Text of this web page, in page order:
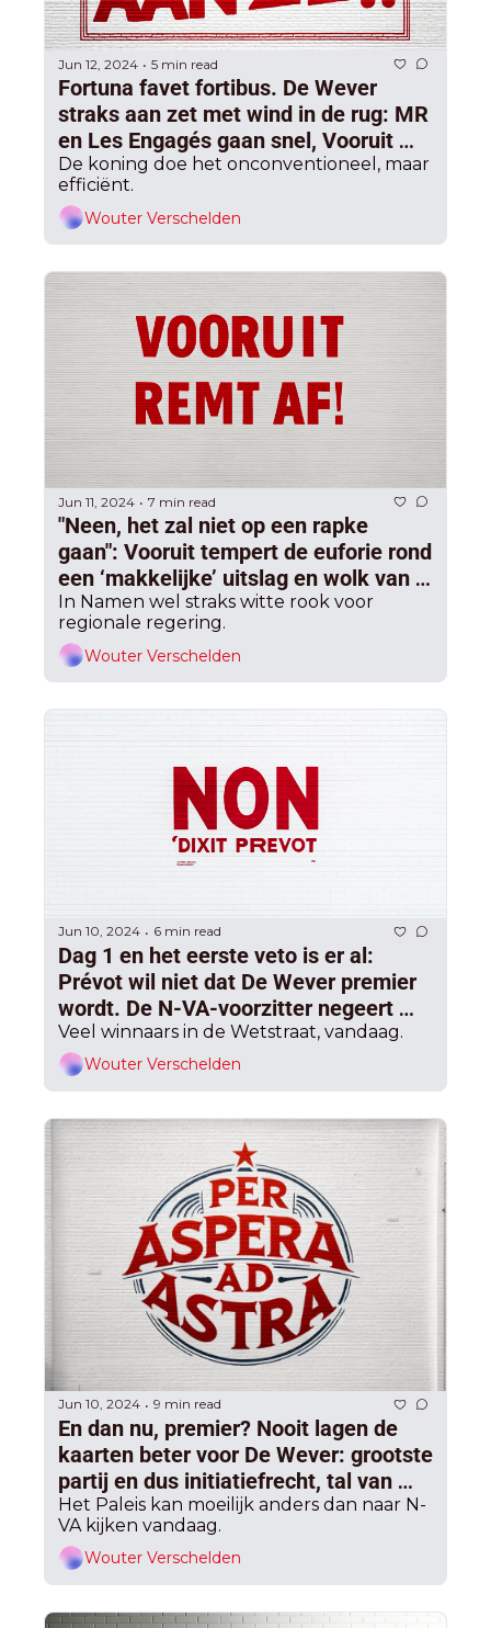
Jun 12, 2024 • 5 min read
Fortuna favet fortibus. De Wever
straks aan zet met wind in de rug: MR
en Les Engagés gaan snel, Vooruit
doet deur ook niet dicht, Rousseau
terug voorzitter
De koning doe het onconventioneel, maar
efficiënt.
Wouter Verschelden
Jun 11, 2024 • 7 min read
"Neen, het zal niet op een rapke
gaan": Vooruit tempert de euforie rond
een ‘makkelijke’ uitslag en wolk van
optimisme rond snelle
regeringsvorming
In Namen wel straks witte rook voor
regionale regering.
Wouter Verschelden
Jun 10, 2024 • 6 min read
Dag 1 en het eerste veto is er al:
Prévot wil niet dat De Wever premier
wordt. De N-VA-voorzitter negeert
het, hij moet nu op de koffie bij de
koning.
Veel winnaars in de Wetstraat, vandaag.
Wouter Verschelden
Jun 10, 2024 • 9 min read
En dan nu, premier? Nooit lagen de
kaarten beter voor De Wever: grootste
partij en dus initiatiefrecht, tal van
coalities mogelijk, wel geen
meerderheid met Vlaams Belang
Het Paleis kan moeilijk anders dan naar N-
VA kijken vandaag.
Wouter Verschelden